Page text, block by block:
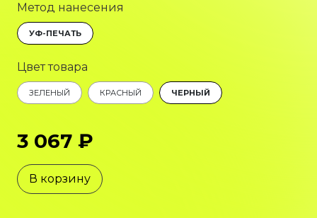
Метод нанесения
УФ-ПЕЧАТЬ
Цвет товара
ЗЕЛЕНЫЙ КРАСНЫЙ ЧЕРНЫЙ
3 067 ₽
В корзину